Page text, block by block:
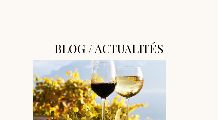
BLOG / ACTUALITÉS